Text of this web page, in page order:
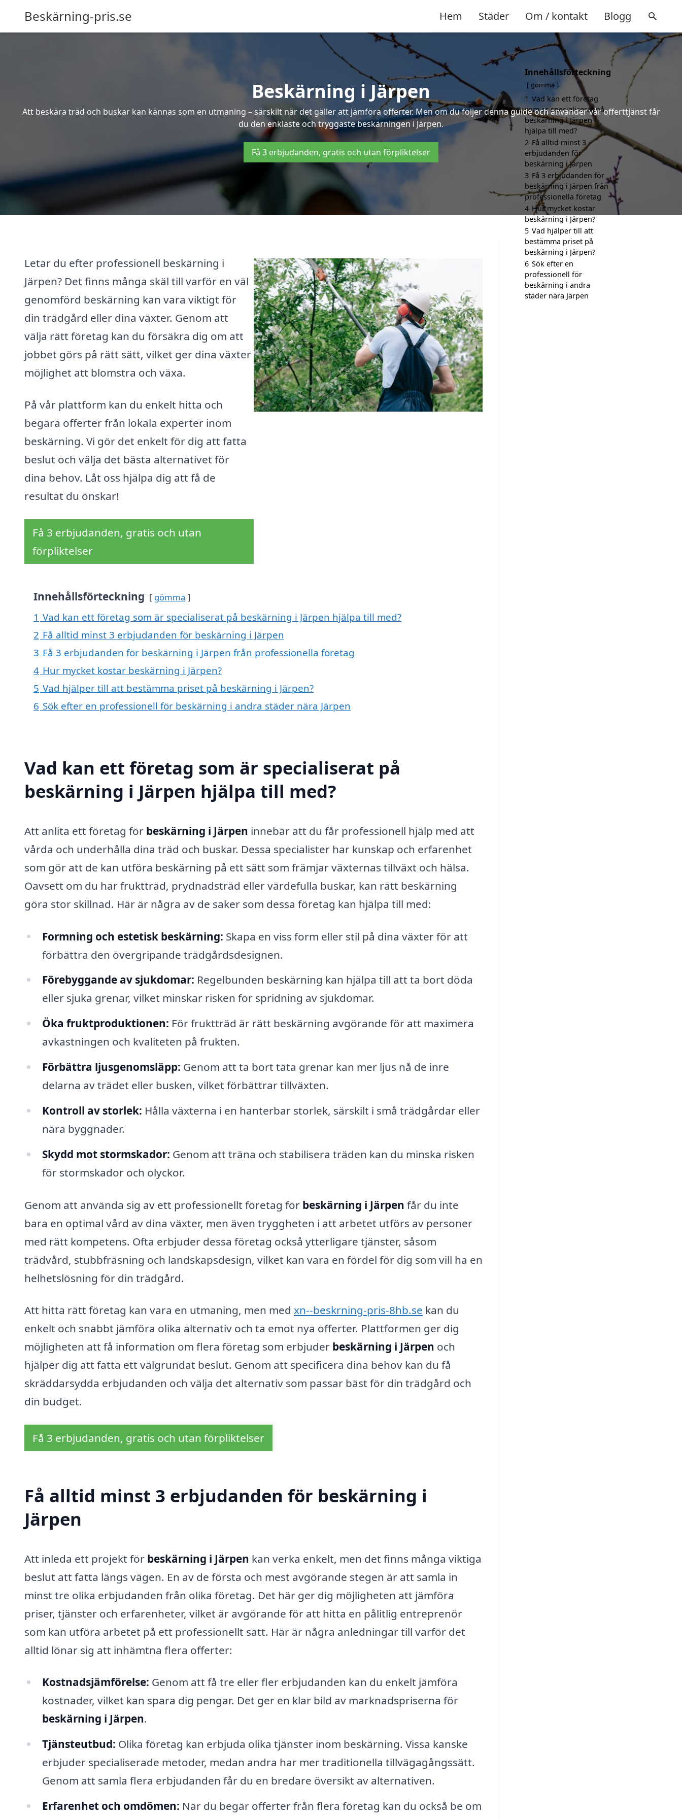
Beskärning-pris.se Hem Städer Om / kontakt Blogg
Beskärning i Järpen
Att beskära träd och buskar kan kännas som en utmaning – särskilt när det gäller att jämföra offerter. Men om du följer denna guide och använder vår offerttjänst får
du den enklaste och tryggaste beskärningen i Järpen.
Få 3 erbjudanden, gratis och utan förpliktelser
Letar du efter professionell beskärning i
Järpen? Det finns många skäl till varför en väl
genomförd beskärning kan vara viktigt för
din trädgård eller dina växter. Genom att
välja rätt företag kan du försäkra dig om att
jobbet görs på rätt sätt, vilket ger dina växter
möjlighet att blomstra och växa.
På vår plattform kan du enkelt hitta och
begära offerter från lokala experter inom
beskärning. Vi gör det enkelt för dig att fatta
beslut och välja det bästa alternativet för
dina behov. Låt oss hjälpa dig att få de
resultat du önskar!
Få 3 erbjudanden, gratis och utan
förpliktelser
Innehållsförteckning gömma
1 Vad kan ett företag som är specialiserat på beskärning i Järpen hjälpa till med?
2 Få alltid minst 3 erbjudanden för beskärning i Järpen
3 Få 3 erbjudanden för beskärning i Järpen från professionella företag
4 Hur mycket kostar beskärning i Järpen?
5 Vad hjälper till att bestämma priset på beskärning i Järpen?
6 Sök efter en professionell för beskärning i andra städer nära Järpen
Vad kan ett företag som är specialiserat på
beskärning i Järpen hjälpa till med?
Att anlita ett företag för beskärning i Järpen innebär att du får professionell hjälp med att
vårda och underhålla dina träd och buskar. Dessa specialister har kunskap och erfarenhet
som gör att de kan utföra beskärning på ett sätt som främjar växternas tillväxt och hälsa.
Oavsett om du har fruktträd, prydnadsträd eller värdefulla buskar, kan rätt beskärning
göra stor skillnad. Här är några av de saker som dessa företag kan hjälpa till med:
Formning och estetisk beskärning: Skapa en viss form eller stil på dina växter för att
förbättra den övergripande trädgårdsdesignen.
Förebyggande av sjukdomar: Regelbunden beskärning kan hjälpa till att ta bort döda
eller sjuka grenar, vilket minskar risken för spridning av sjukdomar.
Öka fruktproduktionen: För fruktträd är rätt beskärning avgörande för att maximera
avkastningen och kvaliteten på frukten.
Förbättra ljusgenomsläpp: Genom att ta bort täta grenar kan mer ljus nå de inre
delarna av trädet eller busken, vilket förbättrar tillväxten.
Kontroll av storlek: Hålla växterna i en hanterbar storlek, särskilt i små trädgårdar eller
nära byggnader.
Skydd mot stormskador: Genom att träna och stabilisera träden kan du minska risken
för stormskador och olyckor.
Genom att använda sig av ett professionellt företag för beskärning i Järpen får du inte
bara en optimal vård av dina växter, men även tryggheten i att arbetet utförs av personer
med rätt kompetens. Ofta erbjuder dessa företag också ytterligare tjänster, såsom
trädvård, stubbfräsning och landskapsdesign, vilket kan vara en fördel för dig som vill ha en
helhetslösning för din trädgård.
Att hitta rätt företag kan vara en utmaning, men med xn--beskrning-pris-8hb.se kan du
enkelt och snabbt jämföra olika alternativ och ta emot nya offerter. Plattformen ger dig
möjligheten att få information om flera företag som erbjuder beskärning i Järpen och
hjälper dig att fatta ett välgrundat beslut. Genom att specificera dina behov kan du få
skräddarsydda erbjudanden och välja det alternativ som passar bäst för din trädgård och
din budget.
Få 3 erbjudanden, gratis och utan förpliktelser
Få alltid minst 3 erbjudanden för beskärning i
Järpen
Att inleda ett projekt för beskärning i Järpen kan verka enkelt, men det finns många viktiga
beslut att fatta längs vägen. En av de första och mest avgörande stegen är att samla in
minst tre olika erbjudanden från olika företag. Det här ger dig möjligheten att jämföra
priser, tjänster och erfarenheter, vilket är avgörande för att hitta en pålitlig entreprenör
som kan utföra arbetet på ett professionellt sätt. Här är några anledningar till varför det
alltid lönar sig att inhämtna flera offerter:
Kostnadsjämförelse: Genom att få tre eller fler erbjudanden kan du enkelt jämföra
kostnader, vilket kan spara dig pengar. Det ger en klar bild av marknadspriserna för
beskärning i Järpen.
Tjänsteutbud: Olika företag kan erbjuda olika tjänster inom beskärning. Vissa kanske
erbjuder specialiserade metoder, medan andra har mer traditionella tillvägagångssätt.
Genom att samla flera erbjudanden får du en bredare översikt av alternativen.
Erfarenhet och omdömen: När du begär offerter från flera företag kan du också be om
Innehållsförteckning
gömma
1 Vad kan ett företag
som är specialiserat på
beskärning i Järpen
hjälpa till med?
2 Få alltid minst 3
erbjudanden för
beskärning i Järpen
3 Få 3 erbjudanden för
beskärning i Järpen från
professionella företag
4 Hur mycket kostar
beskärning i Järpen?
5 Vad hjälper till att
bestämma priset på
beskärning i Järpen?
6 Sök efter en
professionell för
beskärning i andra
städer nära Järpen